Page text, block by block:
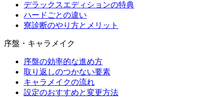
デラックスエディションの特典
ハードごとの違い
寮診断のやり方とメリット
序盤・キャラメイク
序盤の効率的な進め方
取り返しのつかない要素
キャラメイクの流れ
設定のおすすめと変更方法